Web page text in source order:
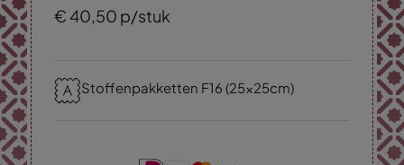
€ 40,50 p/stuk
Stoffenpakketten F16 (25x25cm)